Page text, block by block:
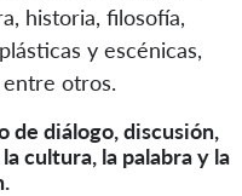
historia, filosofía,
y escénicas,
otros.
de diálogo, discusión,
cultura, la palabra y la